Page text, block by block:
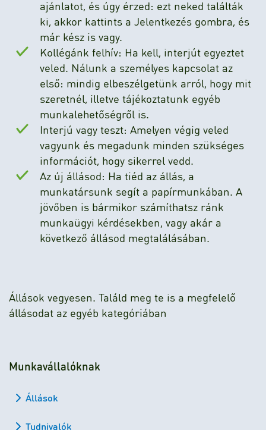
ajánlatot, és úgy érzed: ezt neked találták
ki, akkor kattints a Jelentkezés gombra, és
már kész is vagy.
Kollégánk felhív: Ha kell, interjút egyeztet
veled. Nálunk a személyes kapcsolat az
első: mindig elbeszélgetünk arról, hogy mit
szeretnél, illetve tájékoztatunk egyéb
munkalehetőségről is.
Interjú vagy teszt: Amelyen végig veled
vagyunk és megadunk minden szükséges
információt, hogy sikerrel vedd.
Az új állásod: Ha tiéd az állás, a
munkatársunk segít a papírmunkában. A
jövőben is bármikor számíthatsz ránk
munkaügyi kérdésekben, vagy akár a
következő állásod megtalálásában.
Állások vegyesen. Találd meg te is a megfelelő
állásodat az egyéb kategóriában
Munkavállalóknak
Állások
Tudnivalók